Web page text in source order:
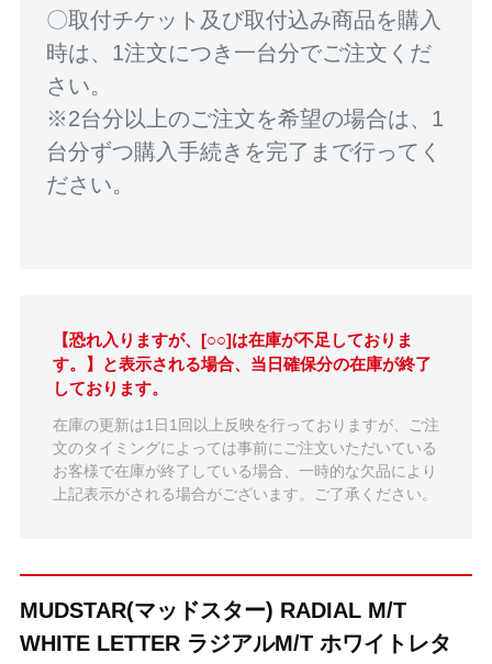
〇取付チケット及び取付込み商品を購入
時は、1注文につき一台分でご注文くだ
さい。
※2台分以上のご注文を希望の場合は、1
台分ずつ購入手続きを完了まで行ってく
ださい。
【恐れ入りますが、[○○]は在庫が不足しておりま
す。】と表示される場合、当日確保分の在庫が終了
しております。
在庫の更新は1日1回以上反映を行っておりますが、ご注
文のタイミングによっては事前にご注文いただいている
お客様で在庫が終了している場合、一時的な欠品により
上記表示がされる場合がございます。ご了承ください。
MUDSTAR(マッドスター) RADIAL M/T
WHITE LETTER ラジアルM/T ホワイトレタ